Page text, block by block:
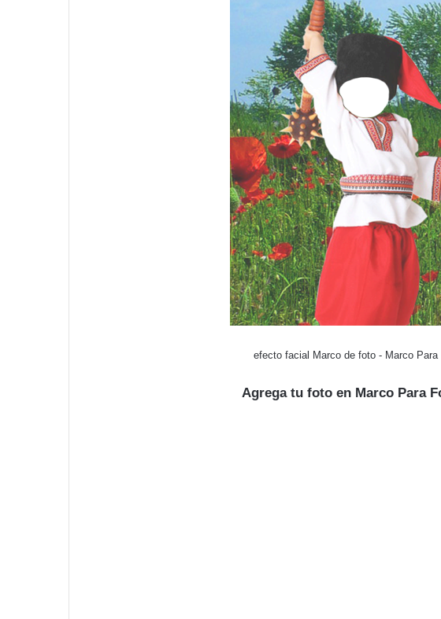
efecto facial Marco de foto - Marco Para
Agrega tu foto en Marco Para